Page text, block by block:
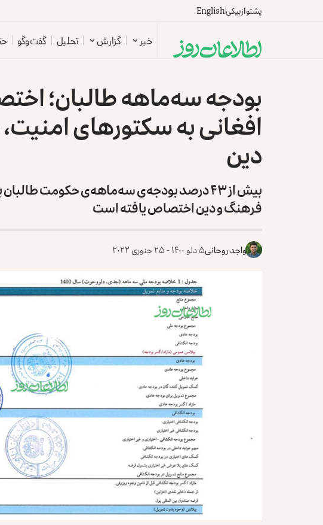
پشتوازبیکیEnglish
خبر گزارش تحلیل گفت‌وگو
افغانی به سکتورهای
دین
بیش از ۴۳ درصد بودجه‌ی سه‌ماهه‌ی حکومت
فرهنگ و دین اختصاص یافته است
واجد روحانی۵ دلو ۱۴۰۰ - ۲۵ جنوری ۲۰۲۲